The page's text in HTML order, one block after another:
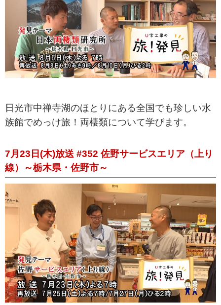
日光市中禅寺湖のほとりにある全国でも珍しい水
族館でめっけ旅！両棲類について学びます。
7月23日(木)放送 #352 佐野サービスエリア（上り
線）～栃木県・佐野市～